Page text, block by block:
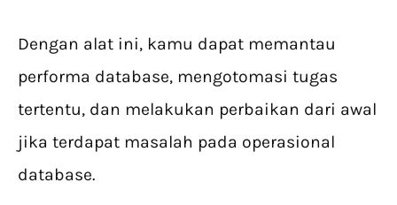
Dengan alat ini, kamu dapat memantau
performa database, mengotomasi tugas
tertentu, dan melakukan perbaikan dari awal
jika terdapat masalah pada operasional
database.